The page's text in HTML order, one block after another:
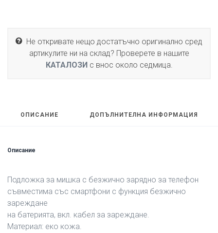
Не откривате нещо достатъчно оригинално сред
артикулите ни на склад? Проверете в нашите
КАТАЛОЗИс внос около седмица.
ОПИСАНИЕ ДОПЪЛНИТЕЛНА ИНФОРМАЦИЯ
Описание
Подложка за мишка с безжично зарядно за телефон
съвместима със смартфони с функция безжично
зареждане
на батерията, вкл. кабел за зареждане.
Материал: еко кожа.